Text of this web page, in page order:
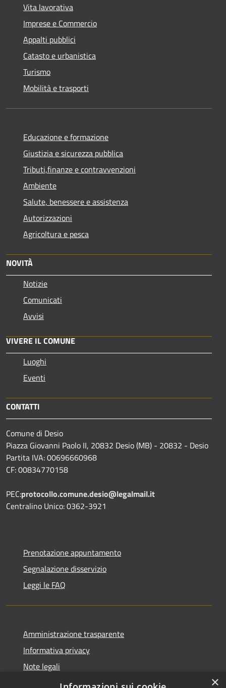
Vita lavorativa
Imprese e Commercio
Appalti pubblici
Catasto e urbanistica
Turismo
Mobilità e trasporti
Educazione e formazione
Giustizia e sicurezza pubblica
Tributi,finanze e contravvenzioni
Ambiente
Salute, benessere e assistenza
Autorizzazioni
Agricoltura e pesca
NOVITÀ
Notizie
Comunicati
Avvisi
VIVERE IL COMUNE
Luoghi
Eventi
CONTATTI
Comune di Desio
Piazza Giovanni Paolo II, 20832 Desio (MB) - 20832 - Desio
Partita IVA: 00696660968
CF: 00834770158
PEC:protocollo.comune.desio@legalmail.it
Centralino Unico: 0362-3921
Prenotazione appuntamento
Segnalazione disservizio
Leggi le FAQ
Amministrazione trasparente
Informativa privacy
Note legali
Dichiarazione di accessibilità
×